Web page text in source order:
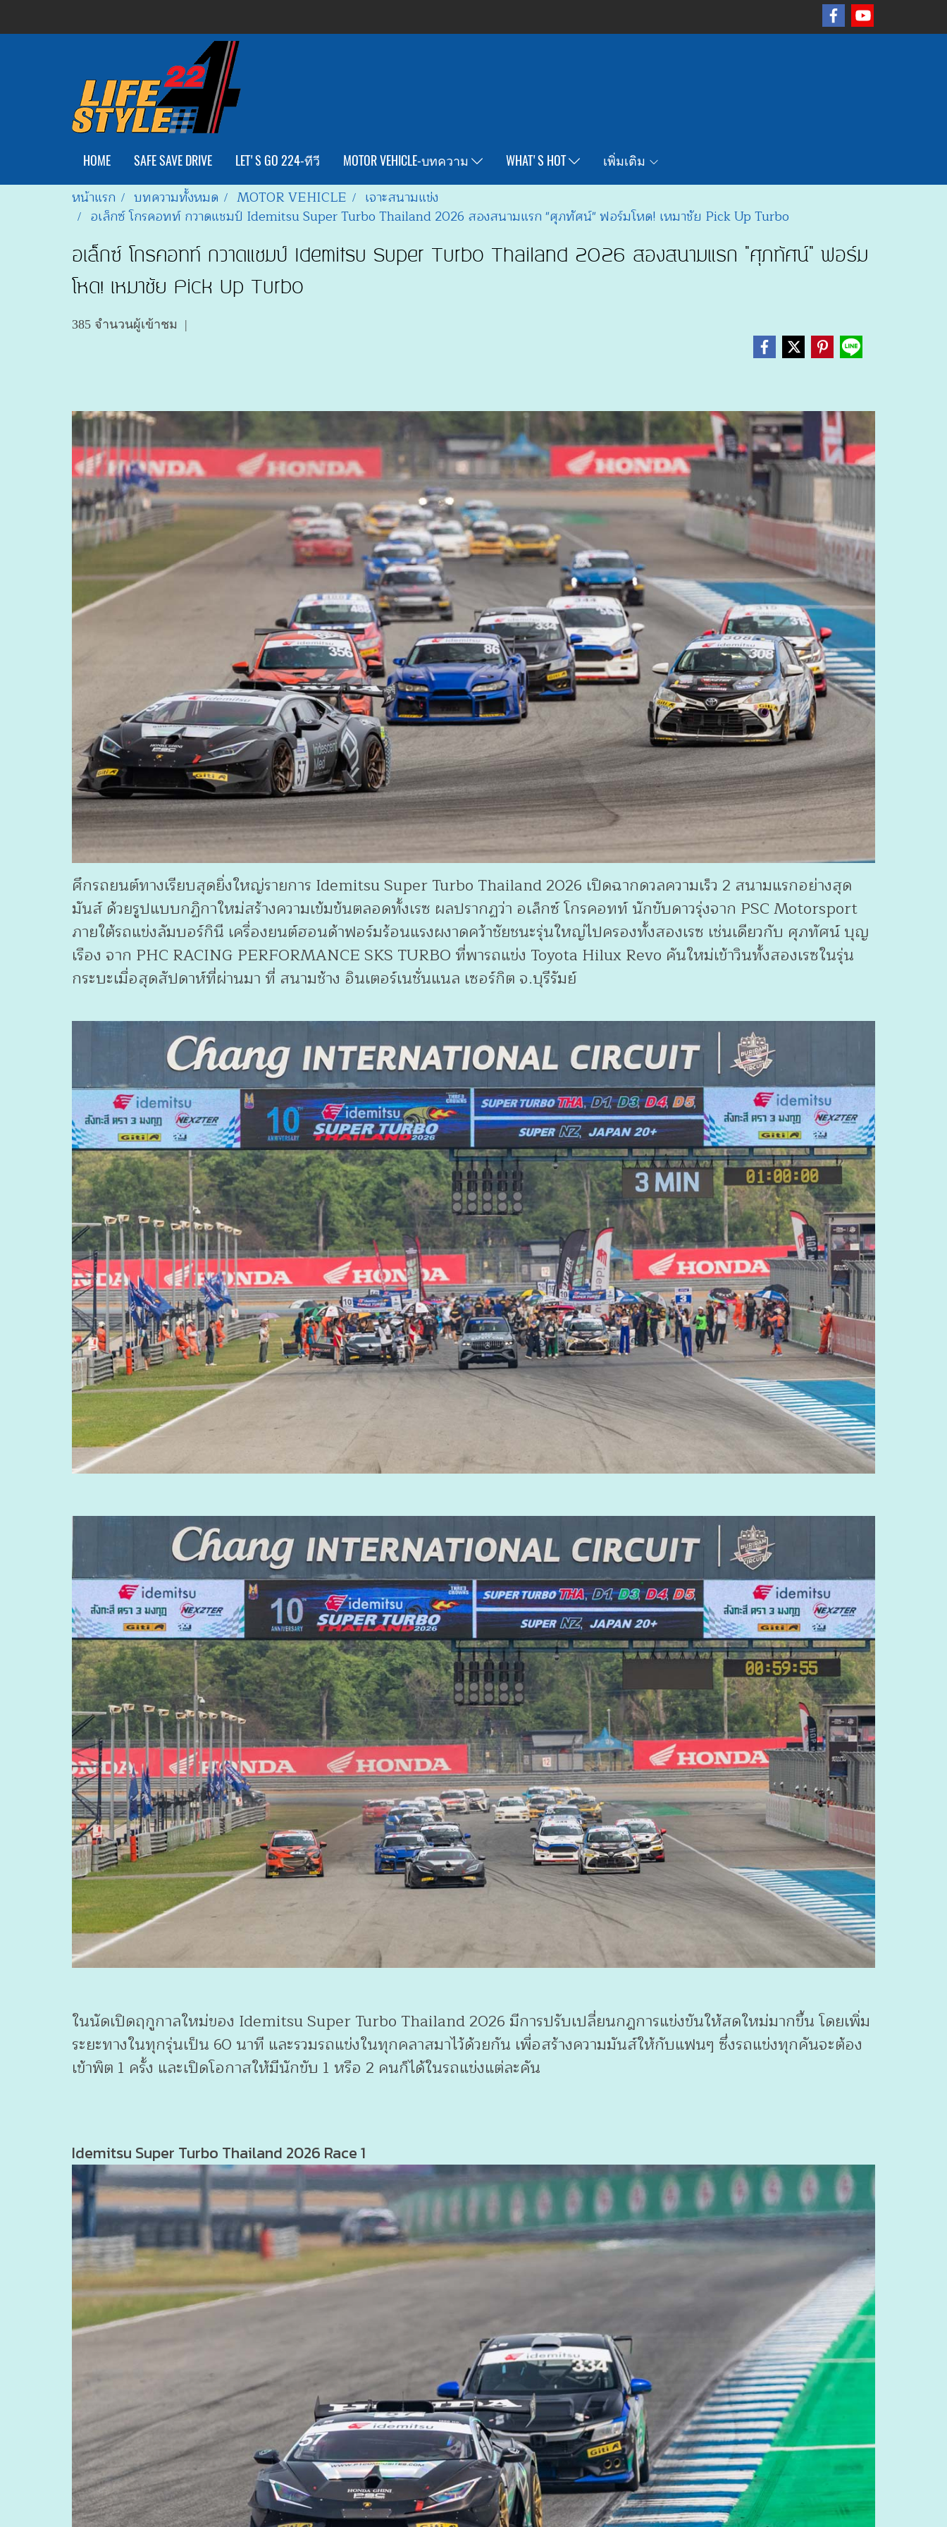
HOME SAFE SAVE DRIVE LET'S GO 224-ทีวี MOTOR VEHICLE-บทความ WHAT'S HOT เพิ่มเติม
หน้าแรก บทความทั้งหมด MOTOR VEHICLE
เจาะสนามแข่ง
อเล็กซ์ โกรคอทท์ กวาดแชมป์ Idemitsu Super Turbo Thailand 2026 สองสนามแรก "ศุภทัศน์" ฟอร์มโหด! เหมาชัย Pick Up Turbo
อเล็กซ์ โกรคอทท์ กวาดแชมป์ Idemitsu Super Turbo Thailand 2026 สองสนามแรก "ศุภทัศน์" ฟอร์ม
โหด! เหมาชัย Pick Up Turbo
385 จำนวนผู้เข้าชม |
ศึกรถยนต์ทางเรียบสุดยิ่งใหญ่รายการ Idemitsu Super Turbo Thailand 2026 เปิดฉากดวลความเร็ว 2 สนามแรกอย่างสุด
มันส์ ด้วยรูปแบบกฏิกาใหม่สร้างความเข้มข้นตลอดทั้งเรซ ผลปรากฏว่า อเล็กซ์ โกรคอทท์ นักขับดาวรุ่งจาก PSC Motorsport
ภายใต้รถแข่งลัมบอร์กินี เครื่องยนต์ฮอนด้าฟอร์มร้อนแรงผงาดคว้าชัยชนะรุ่นใหญ่ไปครองทั้งสองเรซ เช่นเดียวกับ ศุภทัศน์ บุญ
เรือง จาก PHC RACING PERFORMANCE SKS TURBO ที่พารถแข่ง Toyota Hilux Revo คันใหม่เข้าวินทั้งสองเรซในรุ่น
กระบะเมื่อสุดสัปดาห์ที่ผ่านมา ที่ สนามช้าง อินเตอร์เนชั่นแนล เซอร์กิต จ.บุรีรัมย์
ในนัดเปิดฤกูกาลใหม่ของ Idemitsu Super Turbo Thailand 2026 มีการปรับเปลี่ยนกฎการแข่งขันให้สดใหม่มากขึ้น โดยเพิ่ม
ระยะทางในทุกรุ่นเป็น 60 นาที และรวมรถแข่งในทุกคลาสมาไว้ด้วยกัน เพื่อสร้างความมันส์ให้กับแฟนๆ ซึ่งรถแข่งทุกคันจะต้อง
เข้าพิต 1 ครั้ง และเปิดโอกาสให้มีนักขับ 1 หรือ 2 คนก็ได้ในรถแข่งแต่ละคัน
Idemitsu Super Turbo Thailand 2026 Race 1